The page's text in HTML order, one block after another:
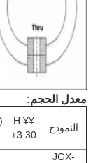
معدل الحجم:
النموذج
¥H ¥
±3.30
JGX-